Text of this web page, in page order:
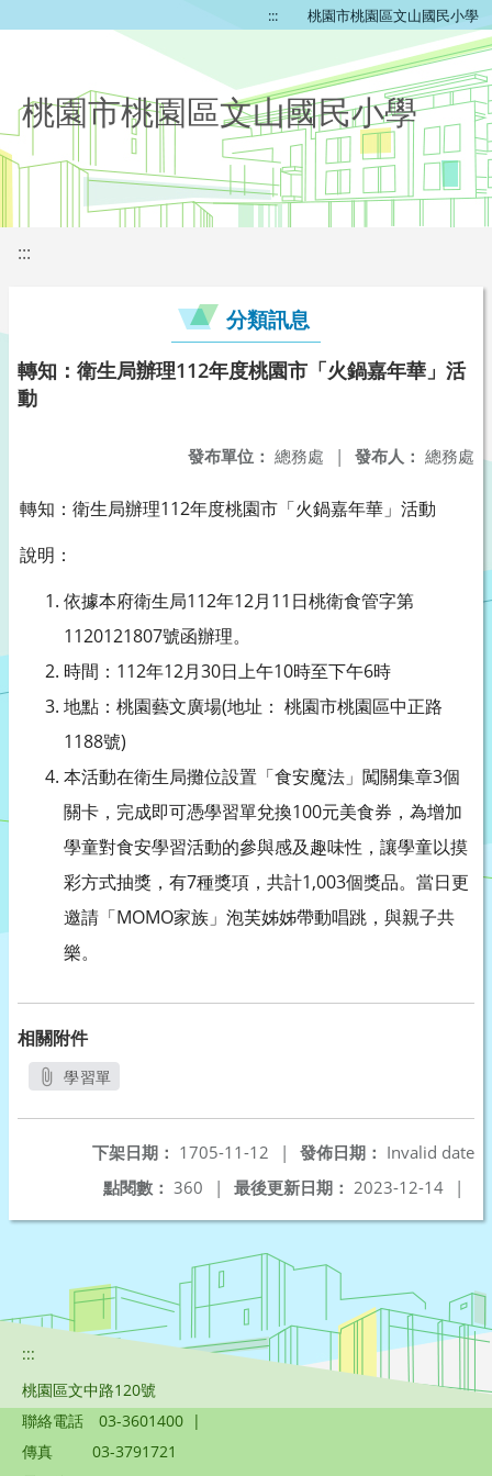
::: 桃園市桃園區文山國民小學
桃園市桃園區文山國民小學
:::
分類訊息
轉知：衛生局辦理112年度桃園市「火鍋嘉年華」活
動
發布人： 總務處
發布單位： 總務處 |
轉知：衛生局辦理112年度桃園市「火鍋嘉年華」活動
說明：
依據本府衛生局112年12月11日桃衛食管字第
1120121807號函辦理。
時間：112年12月30日上午10時至下午6時
地點：桃園藝文廣場(地址： 桃園市桃園區中正路
1188號)
本活動在衛生局攤位設置「食安魔法」闖關集章3個
關卡，完成即可憑學習單兌換100元美食券，為增加
學童對食安學習活動的參與感及趣味性，讓學童以摸
彩方式抽獎，有7種獎項，共計1,003個獎品。當日更
邀請「MOMO家族」泡芙姊姊帶動唱跳，與親子共
樂。
相關附件
學習單
發佈日期： Invalid date
下架日期： 1705-11-12
|
最後更新日期： 2023-12-14 |
點閱數： 360 |
:::
桃園區文中路120號
聯絡電話
03-3601400 |
傳真
03-3791721